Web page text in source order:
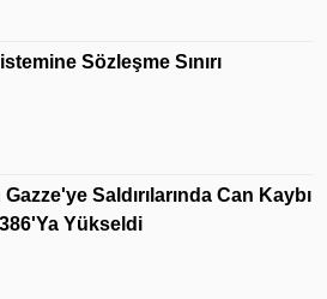
Sözleşme Sınırı
Saldırılarında Can Kaybı
Yükseldi